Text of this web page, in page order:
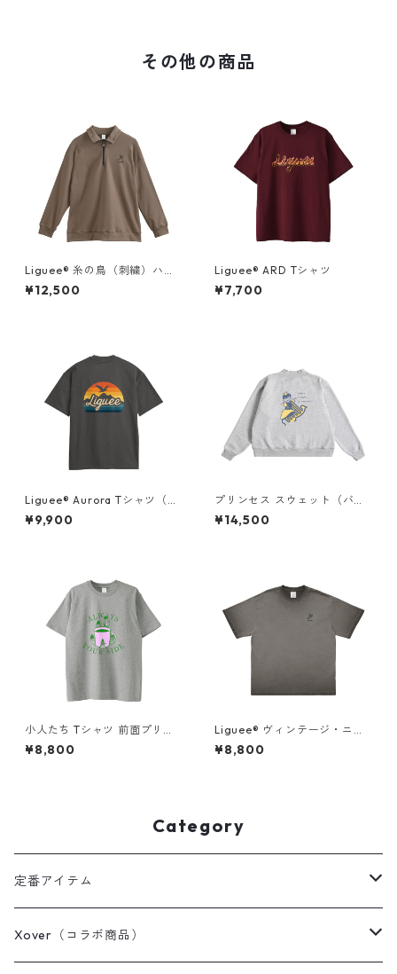
その他の商品
Liguee®️ 糸の鳥（刺繍）ハー
フジップスウェット
¥12,500
Liguee®️ ARD Tシャツ
¥7,700
Liguee®️ Aurora Tシャツ（胸
ロゴ刺繍&バックプリント）
¥9,900
プリンセス スウェット（バッ
クプリント）× Liguee®️糸の鳥
ロゴ（刺繍）
¥14,500
小人たち Tシャツ 前面プリン
ト
¥8,800
Liguee®️ ヴィンテージ・ニュ
アンス Tシャツ（刺繍ロゴ）グ
レー
¥8,800
Category
定番アイテム
Tシャツ / カットソー
Xover（コラボ商品）